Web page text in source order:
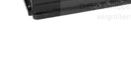
Doppelt
vergrößern